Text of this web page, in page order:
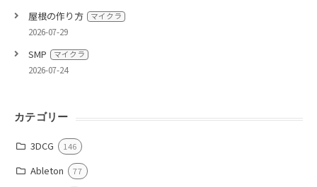
屋根の作り方 マイクラ
2026-07-29
SMP マイクラ
2026-07-24
カテゴリー
3DCG 146
Ableton 77